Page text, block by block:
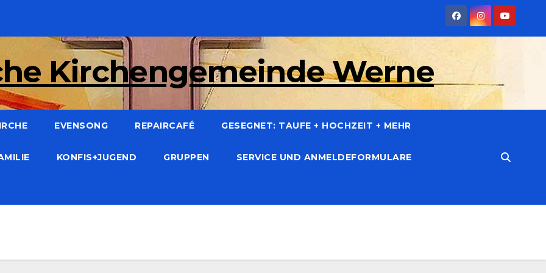
Kirchengemeinde Werne
EVENSONG REPAIRCAFÉ GESEGNET: TAUFE + HOCHZEIT + MEHR
KONFIS+JUGEND GRUPPEN SERVICE UND ANMELDEFORMULARE